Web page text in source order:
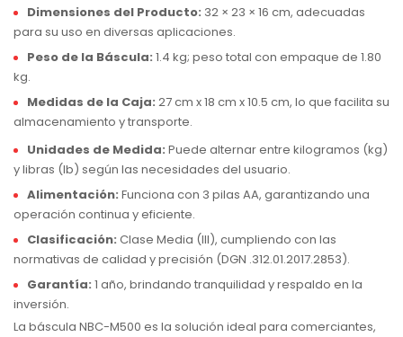
Dimensiones del Producto: 32 × 23 × 16 cm, adecuadas
para su uso en diversas aplicaciones.
Peso de la Báscula: 1.4 kg; peso total con empaque de 1.80
kg.
Medidas de la Caja: 27 cm x 18 cm x 10.5 cm, lo que facilita su
almacenamiento y transporte.
Unidades de Medida: Puede alternar entre kilogramos (kg)
y libras (lb) según las necesidades del usuario.
Alimentación: Funciona con 3 pilas AA, garantizando una
operación continua y eficiente.
Clasificación: Clase Media (III), cumpliendo con las
normativas de calidad y precisión (DGN .312.01.2017.2853).
Garantía: 1 año, brindando tranquilidad y respaldo en la
inversión.
La báscula NBC-M500 es la solución ideal para comerciantes,